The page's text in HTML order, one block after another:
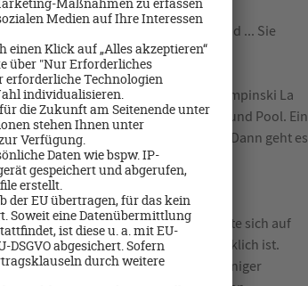
(120 Meter), zwischen Havanna und ... Sie
Wir wohnen im Hotel Manzana Kempinski La
Stadt, bietet Luxus pur, Rooftop Bar und Pool. Ein
Kapitol mit der goldenen Kuppel. Dann geht es
an, einfach irre, Havanna pur.
wert!
seine Ruhe genießen möchte, sollte sich auf
dem Urlaubsziel Kuba nicht so glücklich ist.
und bereit ist sich auf einen weniger